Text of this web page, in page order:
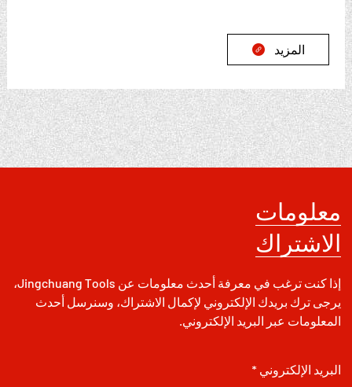
المزيد 
معلومات
الاشتراك
إذا كنت ترغب في معرفة أحدث معلومات عن Jingchuang Tools،
يرجى ترك بريدك الإلكتروني لإكمال الاشتراك، وسنرسل أحدث
المعلومات عبر البريد الإلكتروني.
البريد الإلكتروني *